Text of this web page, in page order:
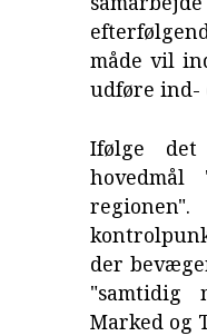
måde vil
udføre ind-
Ifølge det
der
"samtidig
Marked og